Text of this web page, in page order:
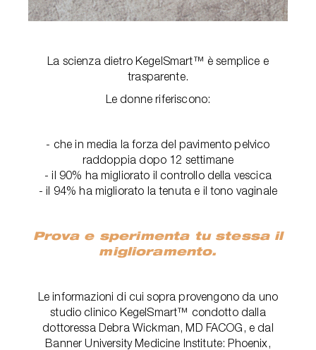
La scienza dietro KegelSmart™ è semplice e
trasparente.
Le donne riferiscono:
- che in media la forza del pavimento pelvico
raddoppia dopo 12 settimane
- il 90% ha migliorato il controllo della vescica
- il 94% ha migliorato la tenuta e il tono vaginale
Prova e sperimenta tu stessa il
miglioramento.
Le informazioni di cui sopra provengono da uno
studio clinico KegelSmart™ condotto dalla
dottoressa Debra Wickman, MD FACOG, e dal
Banner University Medicine Institute: Phoenix,